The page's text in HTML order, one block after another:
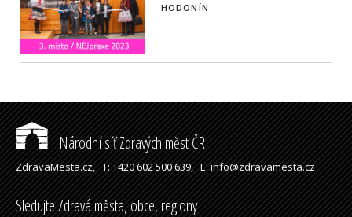
HODONÍN
Národní síť Zdravých měst ČR
ZdravaMesta.cz,T: +420 602 500 639,E: info@zdravamesta.cz
Sledujte Zdravá města, obce, regiony